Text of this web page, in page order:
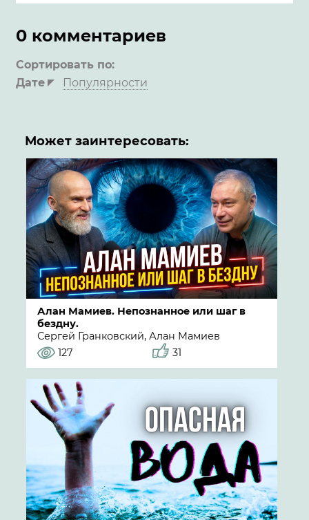
0 комментариев
Сортировать по:
Дате
Популярности
Может заинтересовать:
Алан Мамиев. Непознанное или шаг в
бездну.
Сергей Гранковский, Алан Мамиев
127
31